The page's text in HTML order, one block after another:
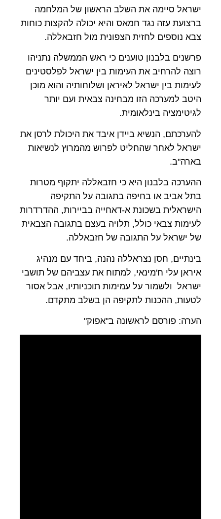
ישראל סיימה את השלב הראשון של המלחמה
ברצועת עזה נגד חמאס והיא יכולה להקצות כוחות
צבא נוספים לחזית הצפונית מול חזבאללה.
פרשנים בלבנון טוענים כי ראש הממשלה נתניהו
רוצה להרחיב את העימות בין ישראל לפלסטינים
לעימות בין ישראל לאיראן ושלוחותיה והוא מוכן
היטב למערכה הזו מבחינה צבאית ועם יותר
לגיטימציה בינלאומית.
להערכתם, הנשיא ביידן איבד את היכולת לרסן את
ישראל לאחר שהחליט לפרוש מהמרוץ לנשיאות
בארה"ב.
ההערכה בלבנון היא כי חזבאללה יתקוף מטרות
בתל אביב או בחיפה בתגובה על התקיפה
הישראלית בשכונת א-דאחייה בביירות, ההדרדרות
לעימות צבאי כולל, תלויה בעצם בתגובה הצבאית
של ישראל על התגובה של חזבאללה.
בינתיים, חסן נצראללה נהנה, ביחד עם מנהיג
איראן עלי ח'מינאי, למתוח את עצביהם של תושבי
ישראל ולשמור על עמימות תוכניותיו, אבל אסור
לטעות, ההכנות לתקיפה הן בשלב מתקדם.
הערה: פורסם לראשונה ב"אפוק"